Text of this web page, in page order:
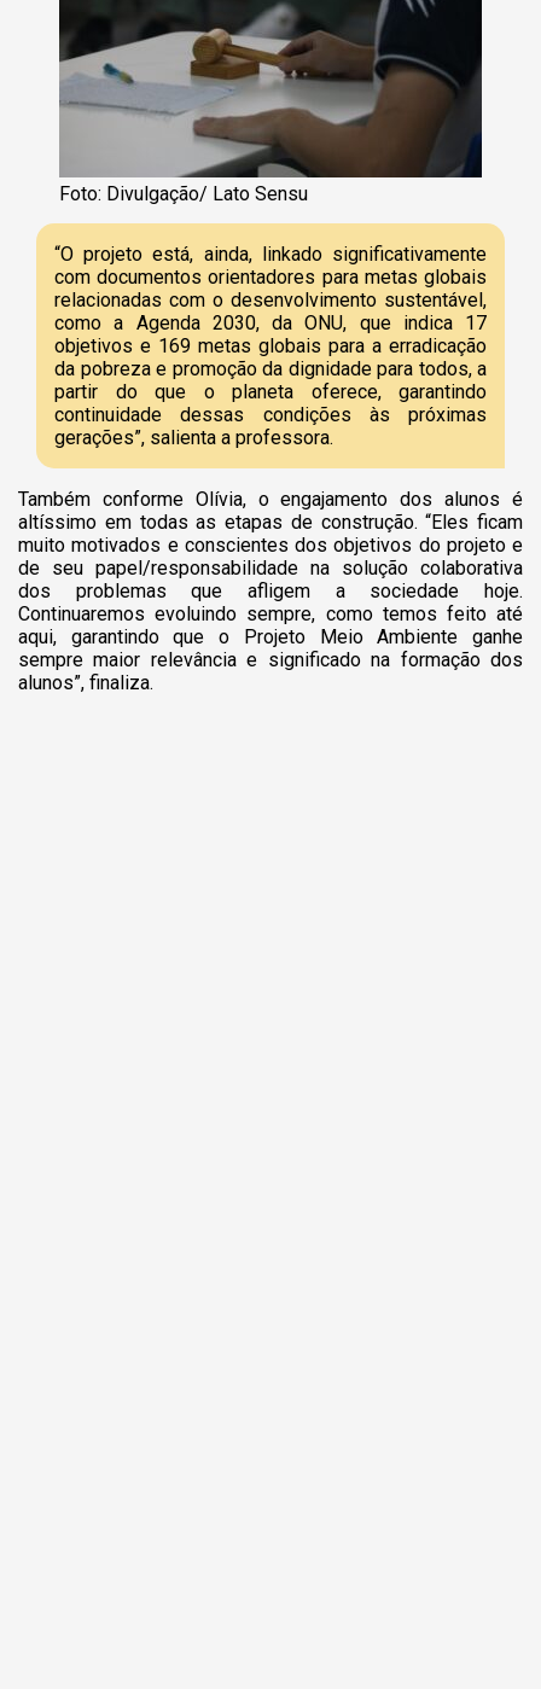
Foto: Divulgação/ Lato Sensu
“O projeto está, ainda, linkado significativamente
com documentos orientadores para metas globais
relacionadas com o desenvolvimento sustentável,
como a Agenda 2030, da ONU, que indica 17
objetivos e 169 metas globais para a erradicação
da pobreza e promoção da dignidade para todos, a
partir do que o planeta oferece, garantindo
continuidade dessas condições às próximas
gerações”, salienta a professora.
Também conforme Olívia, o engajamento dos alunos é
altíssimo em todas as etapas de construção. “Eles ficam
muito motivados e conscientes dos objetivos do projeto e
de seu papel/responsabilidade na solução colaborativa
dos problemas que afligem a sociedade hoje.
Continuaremos evoluindo sempre, como temos feito até
aqui, garantindo que o Projeto Meio Ambiente ganhe
sempre maior relevância e significado na formação dos
alunos”, finaliza.